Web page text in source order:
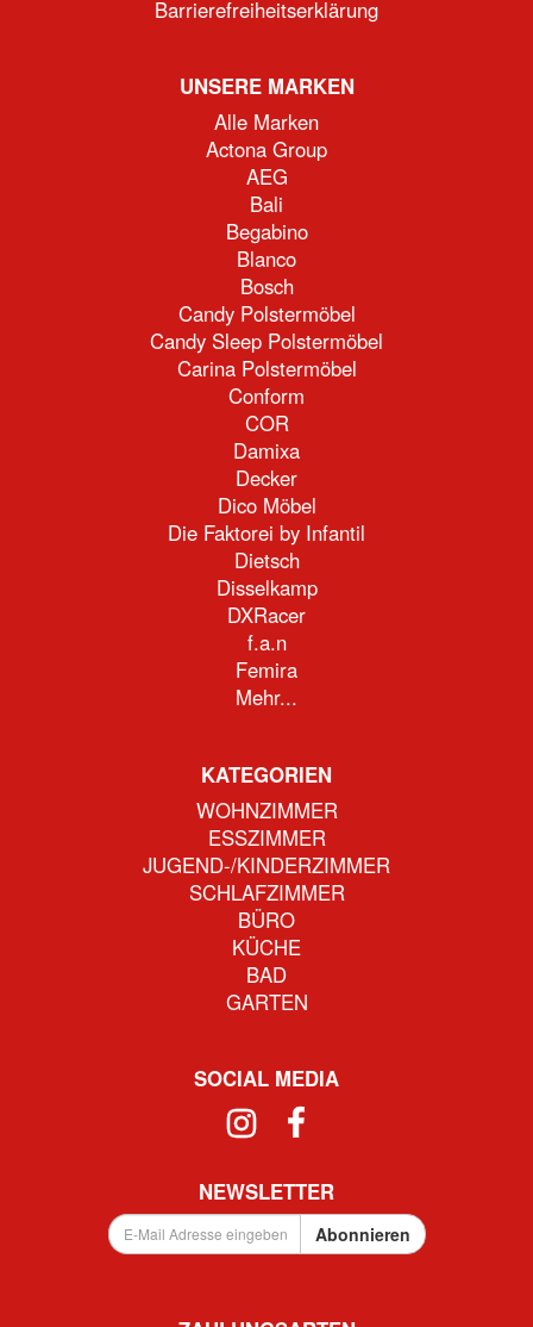
Barrierefreiheitserklärung
UNSERE MARKEN
Alle Marken
Actona Group
AEG
Bali
Begabino
Blanco
Bosch
Candy Polstermöbel
Candy Sleep Polstermöbel
Carina Polstermöbel
Conform
COR
Damixa
Decker
Dico Möbel
Die Faktorei by Infantil
Dietsch
Disselkamp
DXRacer
f.a.n
Femira
Mehr...
KATEGORIEN
WOHNZIMMER
ESSZIMMER
JUGEND-/KINDERZIMMER
SCHLAFZIMMER
BÜRO
KÜCHE
BAD
GARTEN
SOCIAL MEDIA
NEWSLETTER
Mail
...
Abonnieren